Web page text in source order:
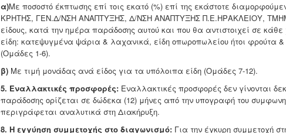
α)Με ποσοστό έκπτωσης επί τοις εκατό (%) επί της εκάστοτε
ΚΡΗΤΗΣ, ΓΕΝ.Δ/ΝΣΗ ΑΝΑΠΤΥΞΗΣ, Δ/ΝΣΗ ΑΝΑΠΤΥΞΗΣ Π.Ε.ΗΡΑΚΛΕΙΟΥ,
είδους, κατά την ημέρα παράδοσης αυτού και που θα αντιστοιχεί σε
είδη: κατεψυγμένα ψάρια & λαχανικά, είδη οπωροπωλείου ήτοι φρούτα
(Ομάδες 1-6).
β) Με τιμή μονάδας ανά είδος για τα υπόλοιπα είδη (Ομάδες 7-12).
5. Εναλλακτικές προσφορές:Εναλλακτικές προσφορές δεν γίνονται
παράδοσης ορίζεται σε δώδεκα (12) μήνες από την υπογραφή του
περιγράφεται αναλυτικά στη Διακήρυξη.
8. Η εγγύηση συμμετοχής στο διαγωνισμό:Για την έγκυρη συμμετοχή